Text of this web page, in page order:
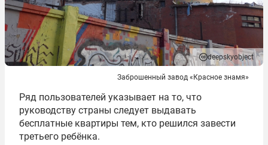
deepskyobject
Заброшенный завод «Красное знамя»
Ряд пользователей указывает на то, что
руководству страны следует выдавать
бесплатные квартиры тем, кто решился завести
третьего ребёнка.